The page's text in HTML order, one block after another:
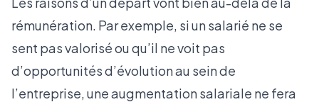
rémunération. Par exemple, si un salarié ne se
sent pas valorisé ou qu’il ne voit pas
d’opportunités d’évolution au sein de
l’entreprise, une augmentation salariale ne fera